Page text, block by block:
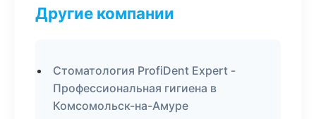
Другие компании
Стоматология ProfiDent Expert -
Профессиональная гигиена в
Комсомольск-на-Амуре